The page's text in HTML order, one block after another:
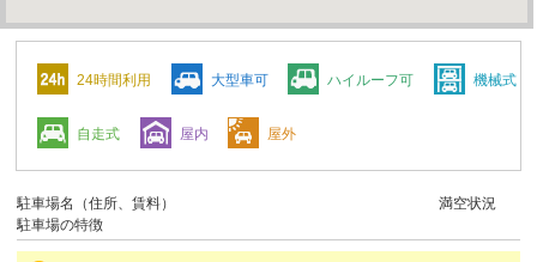
24時間利用 大型車可 ハイルーフ可 機械式
自走式 屋内 屋外
駐車場名（住所、賃料）
駐車場の特徴
満空状況